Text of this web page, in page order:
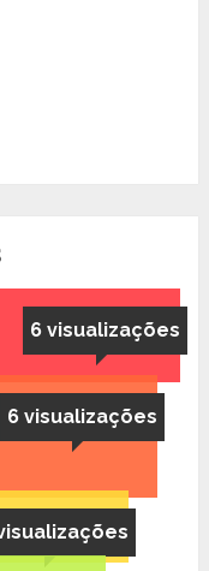
6 visualizações
6 visualizações